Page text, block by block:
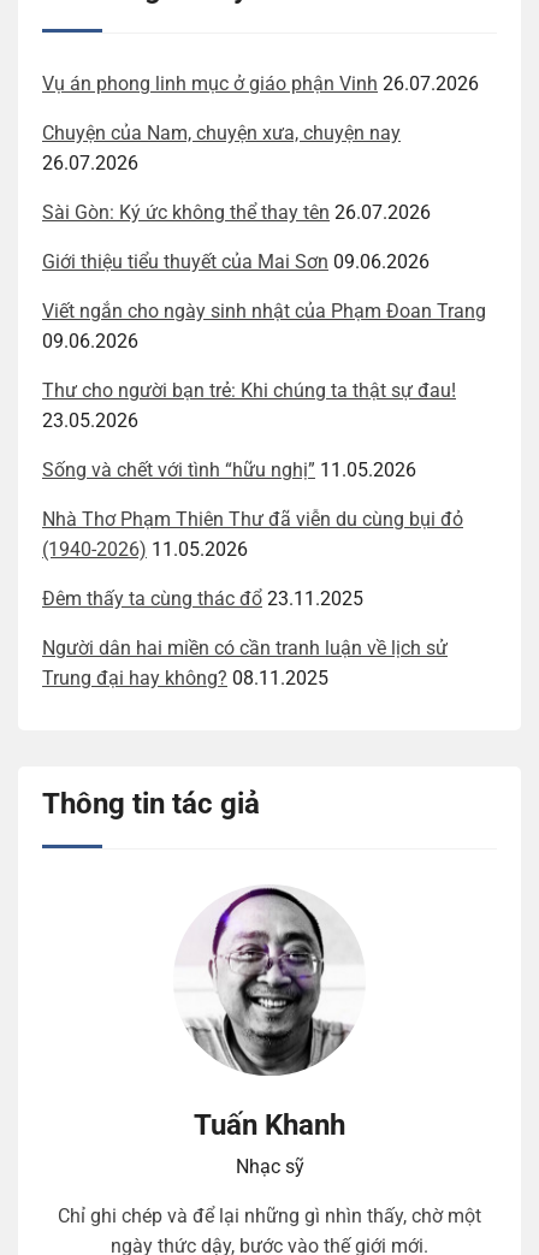
Vụ án phong linh mục ở giáo phận Vinh 26.07.2026
Chuyện của Nam, chuyện xưa, chuyện nay
26.07.2026
Sài Gòn: Ký ức không thể thay tên 26.07.2026
Giới thiệu tiểu thuyết của Mai Sơn 09.06.2026
Viết ngắn cho ngày sinh nhật của Phạm Đoan Trang
09.06.2026
Thư cho người bạn trẻ: Khi chúng ta thật sự đau!
23.05.2026
Sống và chết với tình “hữu nghị” 11.05.2026
Nhà Thơ Phạm Thiên Thư đã viễn du cùng bụi đỏ
(1940-2026) 11.05.2026
Đêm thấy ta cùng thác đổ 23.11.2025
Người dân hai miền có cần tranh luận về lịch sử
Trung đại hay không? 08.11.2025
Thông tin tác giả
Tuấn Khanh
Nhạc sỹ
Chỉ ghi chép và để lại những gì nhìn thấy, chờ một
ngày thức dậy, bước vào thế giới mới.